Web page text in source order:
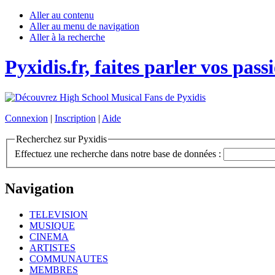
Aller au contenu
Aller au menu de navigation
Aller à la recherche
Pyxidis.fr, faites parler vos
Connexion | Inscription | Aide
Recherchez sur Pyxidis
Effectuez une recherche dans notre base de données :
Navigation
TELEVISION
MUSIQUE
CINEMA
ARTISTES
COMMUNAUTES
MEMBRES